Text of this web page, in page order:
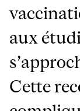
aux
Cette